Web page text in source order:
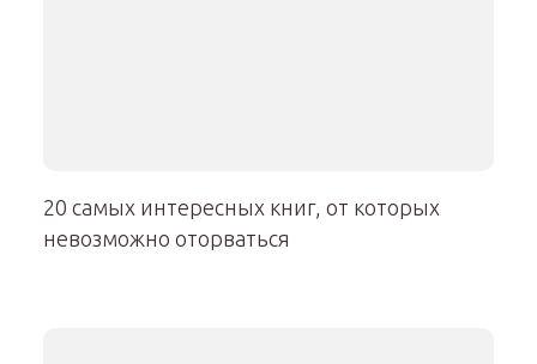
20 самых интересных книг, от которых
невозможно оторваться